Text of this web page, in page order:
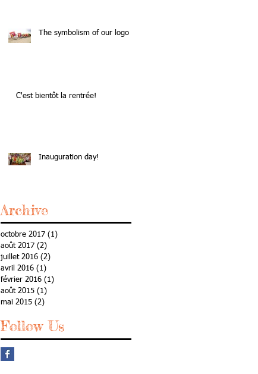
The symbolism of our logo
C'est bientôt la rentrée!
Inauguration day!
Archive
octobre 2017 (1)
août 2017 (2)
juillet 2016 (2)
avril 2016 (1)
février 2016 (1)
août 2015 (1)
mai 2015 (2)
Follow Us